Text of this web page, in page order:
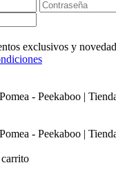
exclusivos y